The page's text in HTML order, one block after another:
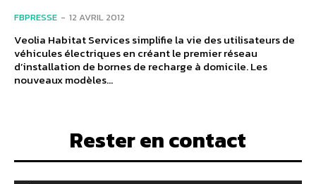
FBPRESSE - 12 AVRIL 2012
Veolia Habitat Services simplifie la vie des utilisateurs de
véhicules électriques en créant le premier réseau
d’installation de bornes de recharge à domicile. Les
nouveaux modèles...
Rester en contact